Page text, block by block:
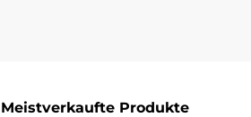
Meistverkaufte Produkte